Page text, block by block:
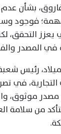
بشأن عدم
مهمة؛ فوجود
التحقق،
في المصدر
رئيس
التجارية، في
مصدر موثوق،
من سلامة